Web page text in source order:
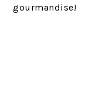
gourmandise!